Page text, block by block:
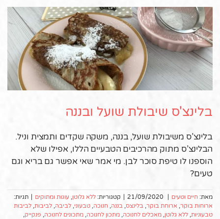
בלינצ'ס שיבולת שועל ובננה
בלינצ’ס משיבולת שועל, בננה, משקה שקדים ותמצית וניל.
הבלינצ’ס מתוק מהרכיבים הטבעיים הללו, אפילו שלא
הוספנו לו טיפת סוכר לבן. מי אמר שאי אפשר גם בריא וגם
טעים?
מאת: חיים וטעים 21/09/2020 קטגוריות: ללא גלוטן, עוגות ומתוקים
תגיות:
ארוחות בוקר, ארוחת בוקר, בלינצס, בננה, חנוכה, טבעוני, לביבה, לביבות, לביבות
טבעוניות, ללא גלוטן, מאכלים לחנוכה, מתכון לחנוכה, מתכונים לחנוכה, פנקייק,